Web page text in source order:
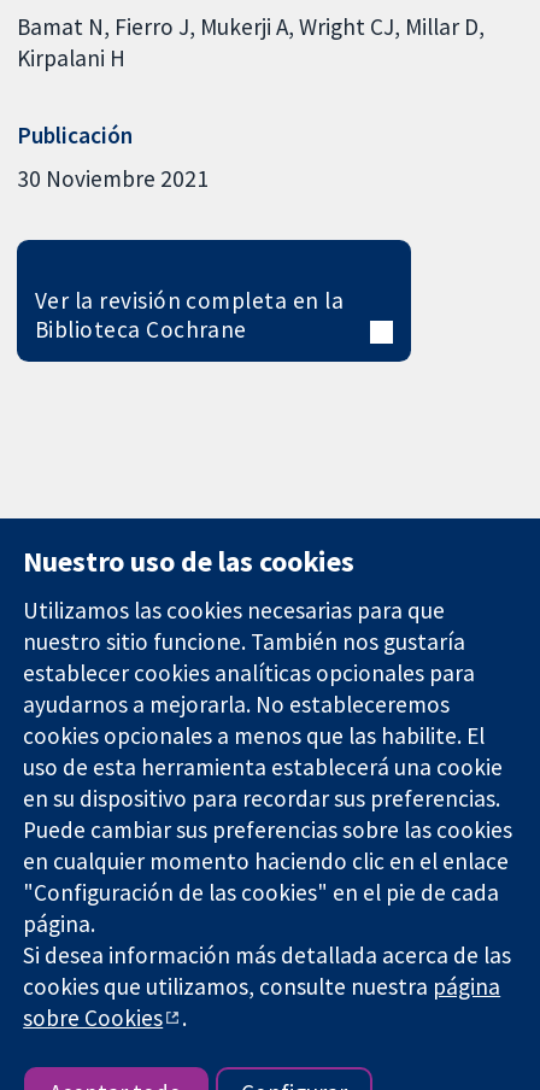
Bamat N Fierro J Mukerji A Wright CJ Millar D
Kirpalani H
Publicación
30 Noviembre 2021
Ver la revisión completa en la
Biblioteca Cochrane
Evidencia fiable.
Decisiones
informadas.
Mejor salud.
11-13 Cavendish
Square
Londres
W1G 0AN
Reino Unido
Contacto
Noticias
Prensa
Sobre
nosotros
Empleo
Cochrane
Library
The Cochrane Collaboration is a charity (no. 1045921) and a
company limited by guarantee (no. 03044323) registered in
England & Wales. VAT registration number GB 718 2127 49.
Copyright © 2026 The Cochrane Collaboration
Nuestro uso de las cookies
Utilizamos las cookies necesarias para que
nuestro sitio funcione. También nos gustaría
establecer cookies analíticas opcionales para
ayudarnos a mejorarla. No estableceremos
cookies opcionales a menos que las habilite. El
uso de esta herramienta establecerá una cookie
en su dispositivo para recordar sus preferencias.
Puede cambiar sus preferencias sobre las cookies
en cualquier momento haciendo clic en el enlace
"Configuración de las cookies" en el pie de cada
página.
Si desea información más detallada acerca de las
cookies que utilizamos, consulte nuestra página
sobre Cookies
.